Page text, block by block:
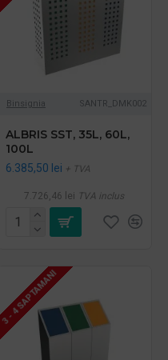
Binsignia SANTR_DMK002
ALBRIS SST, 35L, 60L,
100L
6.385,50 lei + TVA
7.726,46 lei TVA inclus
3 - 4 SAPTAMANI